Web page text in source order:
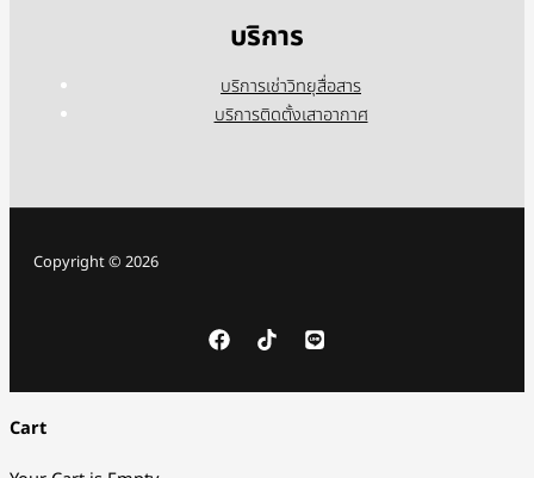
บริการ
บริการเช่าวิทยุสื่อสาร
บริการติดตั้งเสาอากาศ
Copyright © 2026
Cart